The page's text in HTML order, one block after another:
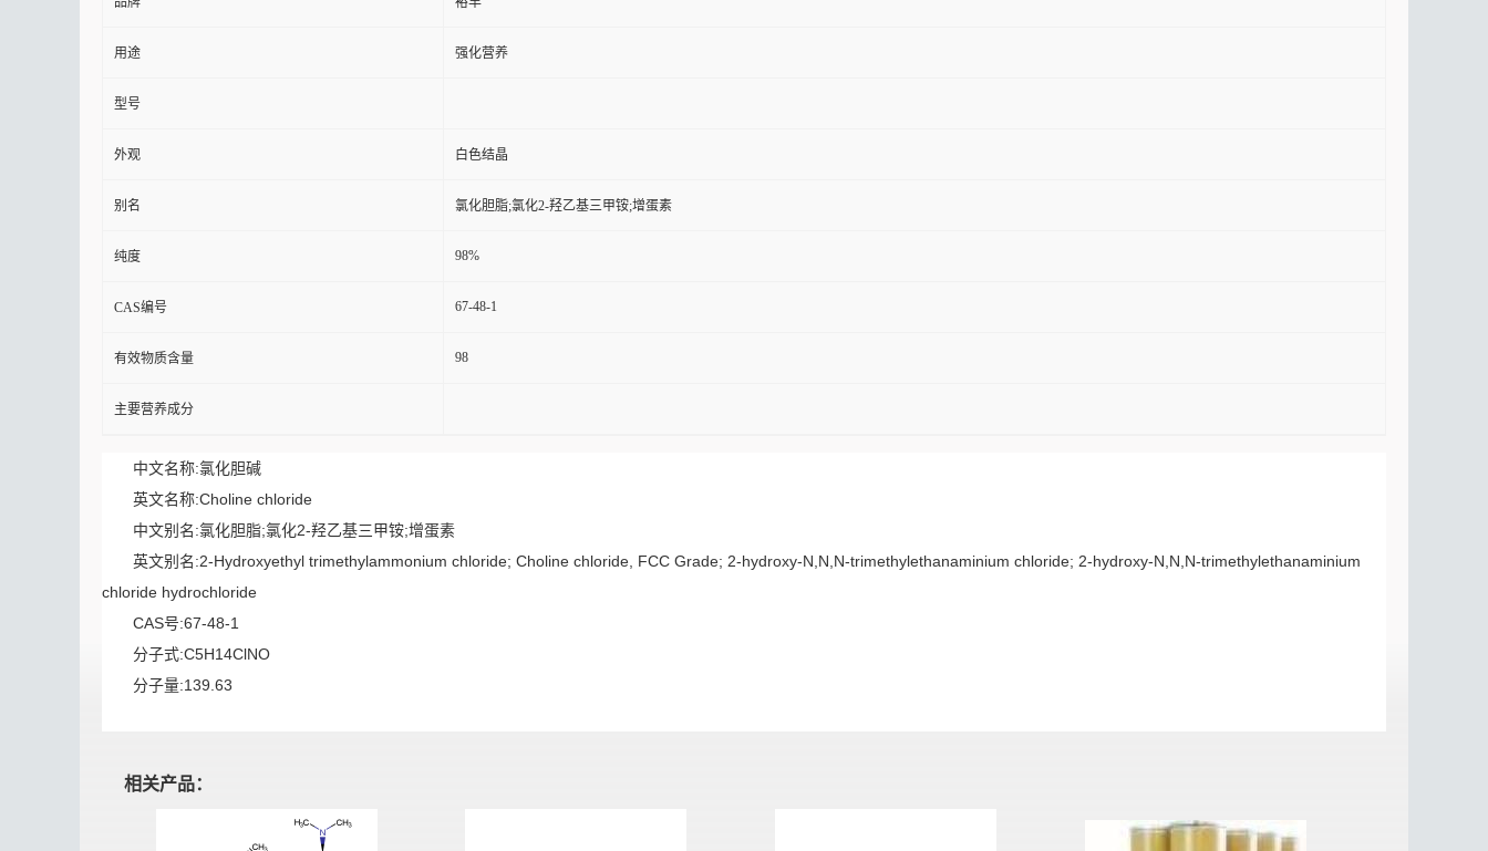
用途 强化营养
型号
外观 白色结晶
别名 氯化胆脂;氯化2-羟乙基三甲铵;增蛋素
纯度 98%
CAS编号 67-48-1
有效物质含量 98
主要营养成分
中文名称:氯化胆碱
英文名称:Choline chloride
中文别名:氯化胆脂;氯化2-羟乙基三甲铵;增蛋素
英文别名:2-Hydroxyethyl trimethylammonium chloride; Choline chloride, FCC Grade; 2-hydroxy-N,N,N-trimethylethanaminium chloride; 2-hydroxy-N,N,N-trimethylethanaminium
chloride hydrochloride
CAS号:67-48-1
分子式:C5H14ClNO
分子量:139.63
相关产品：